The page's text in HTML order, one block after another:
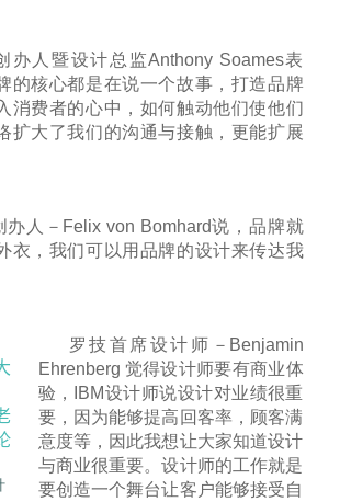
办人暨设计总监Anthony Soames表
的核心都是在说一个故事，打造品牌
消费者的心中，如何触动他们使他们
扩大了我们的沟通与接触，更能扩展
办人－Felix von Bomhard说，品牌就
衣，我们可以用品牌的设计来传达我
罗技首席设计师－Benjamin
Ehrenberg 觉得设计师要有商业体
验，IBM设计师说设计对业绩很重
要，因为能够提高回客率，顾客满
意度等，因此我想让大家知道设计
与商业很重要。设计师的工作就是
要创造一个舞台让客户能够接受自